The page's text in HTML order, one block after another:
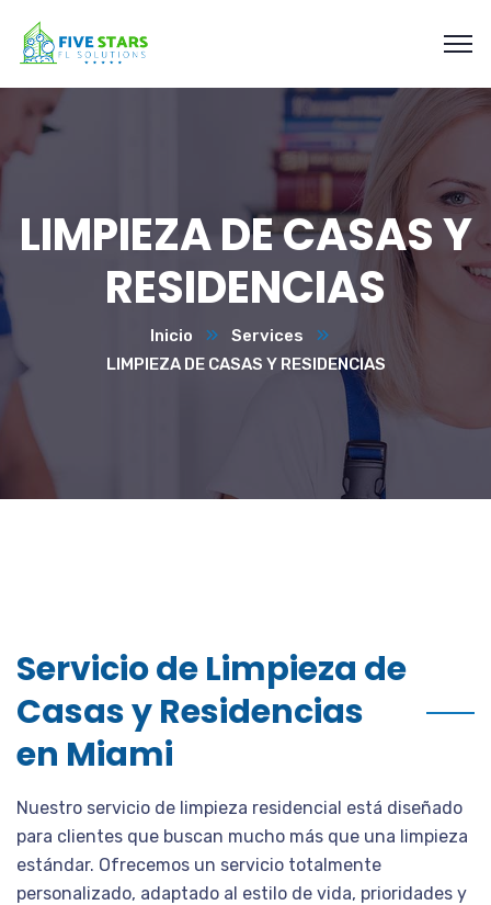
LIMPIEZA DE CASAS Y
RESIDENCIAS
Inicio
Services
LIMPIEZA DE CASAS Y RESIDENCIAS
Servicio de Limpieza de
Casas y Residencias
en Miami
Nuestro servicio de limpieza residencial está diseñado
para clientes que buscan mucho más que una limpieza
estándar. Ofrecemos un servicio totalmente
personalizado, adaptado al estilo de vida, prioridades y